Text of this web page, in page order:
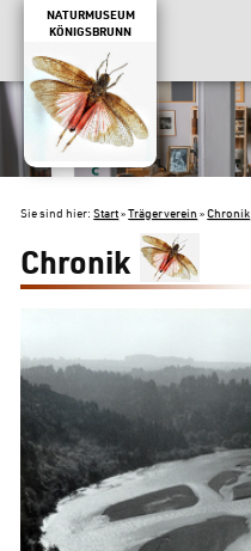
NATURMUSEUM
KÖNIGSBRUNN
Sie sind hier:Start»Trägerverein»Chronik
Chronik